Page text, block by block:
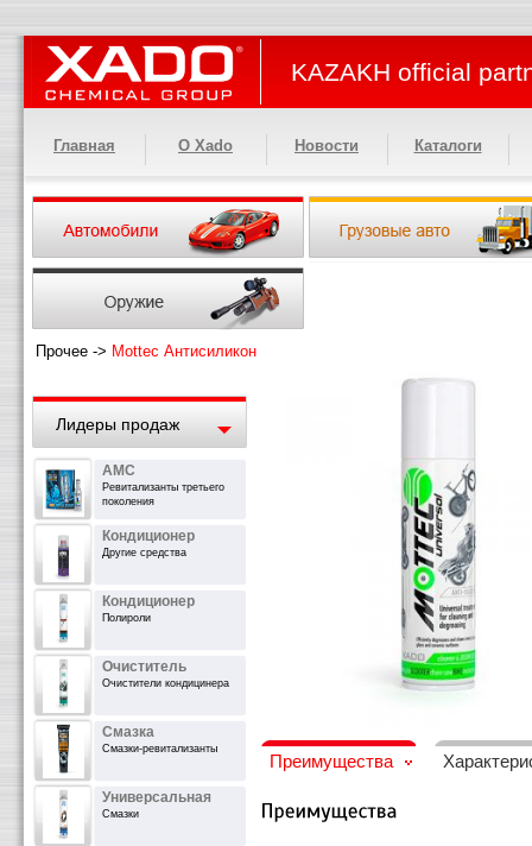
KAZAKH official
Главная О Xado Новости Каталоги
Прочее -> Mottec Антисиликон
Лидеры продаж
АМС
Ревитализанты третьего
поколения
Кондиционер
Другие средства
Кондиционер
Полироли
Очиститель
Очистители кондицинера
Смазка
Смазки-ревитализанты
Универсальная
Смазки
Преимущества